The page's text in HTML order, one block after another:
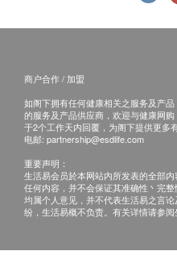
单核白血球百份比
嗜中性白血球百份比
红血球计数
白血球
红血球压积量
紅血球平均體積
血红蛋白
血小板
泌尿情况
院将不设后补、改期或退
3. 客户如需额外索取报
费用。
查询：
如客户有其他查询，请
职员联络或致电
商户合作 / 加盟
如阁下拥有任何健康相关之服务及产
的服务及产品供应商，欢迎与健康网
于2个工作天内回覆，为阁下提供更多
电邮: partnership@esdlife.com
重要声明：
生活易会员於本网站内所发表的全部
任何内容，并不会保证其准确性丶完
均属个人意见，并不代表生活易之言
纷，生活易概不负责。有关详情请参阅